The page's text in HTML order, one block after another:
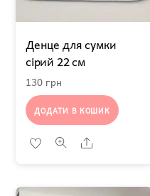
Денце для сумки
сірий 22 см
130 грн
ДОДАТИ В КОШИК
Share